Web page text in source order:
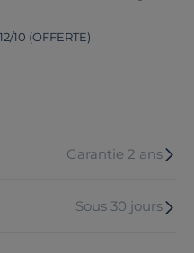
10 (OFFERTE)
Garantie 2 ans
Sous 30 jours